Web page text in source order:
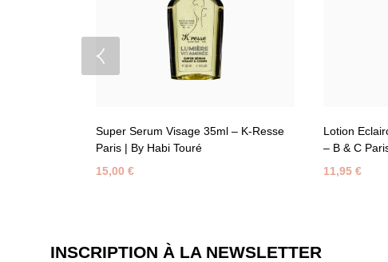
Super Serum Visage 35ml – K-Resse
Paris | By Habi Touré
15,00 €
Lotion
– B & C
11,95 €
INSCRIPTION À LA NEWSLETTER